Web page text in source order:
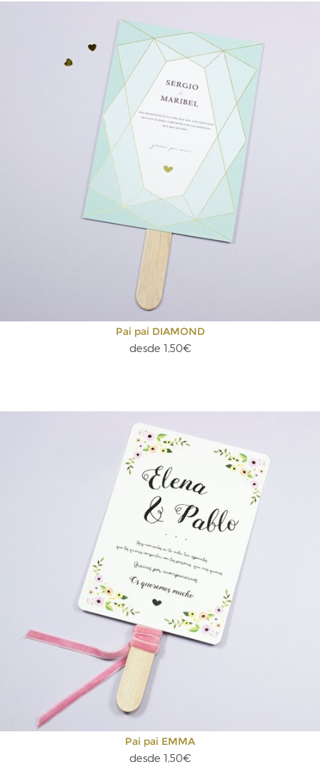
Pai pai DIAMOND
desde 1,50€
Pai pai EMMA
desde 1,50€